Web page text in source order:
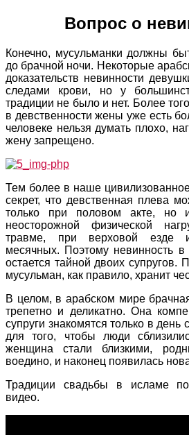
Вопрос о
Конечно, мусульманки должны
до брачной ночи. Некоторые
доказательств невинности
следами крови, но у
традиции не было и нет. Более
в девственности жены уже есть
человеке нельзя думать плохо,
жену запрещено.
Тем более в наше
секрет, что девственная плева
только при половом акте, но
неосторожной физической
травме, при верховой езде
месячных. Поэтому невинность в
остается тайной двоих супругов.
мусульман, как правило, хранит
В целом, в арабском мире
трепетно и деликатно. Она
супруги знакомятся только в
для того, чтобы люди
женщина стали близкими,
воедино, и наконец появилась
Традиции свадьбы в исламе
видео.